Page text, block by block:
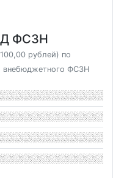
ФСЗН
рублей) по
внебюджетного ФСЗН